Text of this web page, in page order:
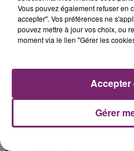
éclipse
158
partis
Vous pouvez également refuser en
accepter". Vos préférences ne
pouvez mettre à jour vos choix, ou
moment via le lien "Gérer les
Gérer
Accepter